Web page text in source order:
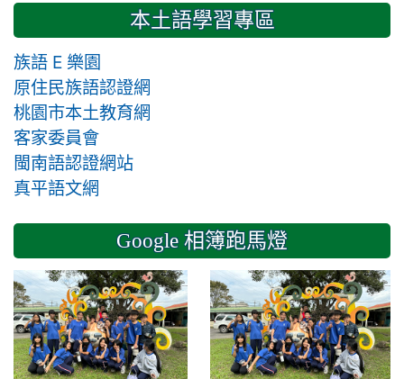
本土語學習專區
族語 E 樂園
原住民族語認證網
桃園市本土教育網
客家委員會
閩南語認證網站
真平語文網
Google 相簿跑馬燈
2024-11-14 六年級三和